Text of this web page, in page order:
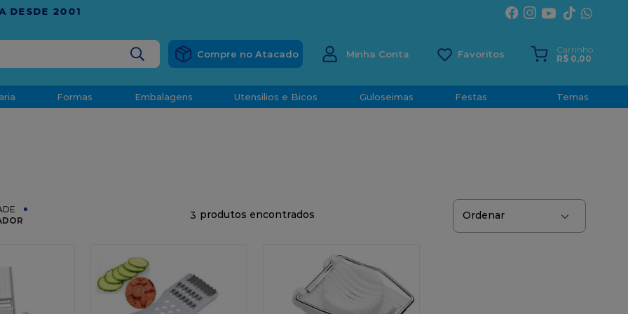
EM COMPRAS ACIMA DE R$ 1.000,00 PARA O ESPÍRITO SANTO
Minha Conta
Carrinho
R$ 0,00
Formas Embalagens Utensilios e Bicos Guloseimas Festas Temas
3